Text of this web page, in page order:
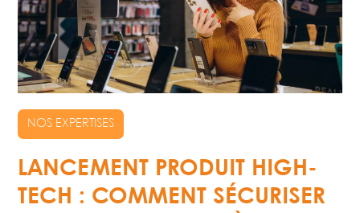
NOS EXPERTISES
LANCEMENT PRODUIT HIGH-
TECH : COMMENT SÉCURISER